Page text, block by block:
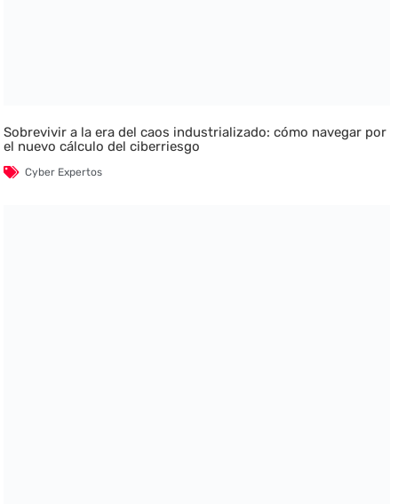
Sobrevivir a la era del caos industrializado: cómo navegar por
el nuevo cálculo del ciberriesgo
Cyber Expertos